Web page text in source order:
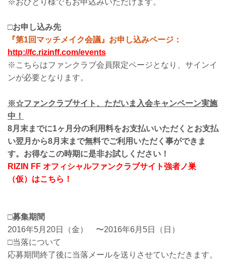
□お申し込み先
『第1回マッチメイク会議』お申し込みページ：
http://fc.rizinff.com/events
※こちらはファンクラブ会員限定ページとなり、サインイ
ンが必要となります。
※☆ファンクラブサイト、ただいま入会キャンペーン実施
中！
8月末までに1ヶ月分の利用料をお支払いいただくとお支払
い翌月から8月末まで無料でご利用いただく事ができま
す。お得なこの時期に是非お試しください！
RIZIN FF オフィシャルファンクラブサイト強者ノ巣
（仮）はこちら！
□募集期間
2016年5月20日（金） 〜2016年6月5日（日）
□当落について
応募期間終了後に当落メールを送りさせていただきます。